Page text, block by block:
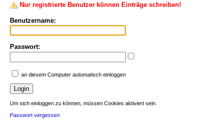
Nur registrierte Benutzer können Einträge schreiben!
Benutzername:
Passwort:
an diesem Computer automatisch einloggen
Um sich einloggen zu können, müssen Cookies aktiviert sein.
Passwort vergessen